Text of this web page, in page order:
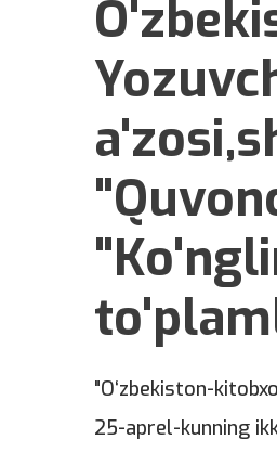
"O‘zbekiston-
25-aprel-kunning